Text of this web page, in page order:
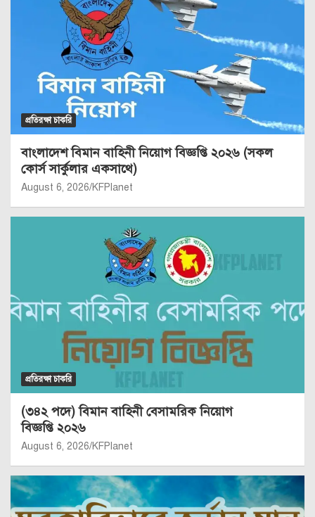
প্রতিরক্ষা চাকরি
বাংলাদেশ বিমান বাহিনী নিয়োগ বিজ্ঞপ্তি ২০২৬ (সকল
কোর্স সার্কুলার একসাথে)
August 6, 2026 KFPlanet
প্রতিরক্ষা চাকরি
(৩৪২ পদে) বিমান বাহিনী বেসামরিক নিয়োগ
বিজ্ঞপ্তি ২০২৬
August 6, 2026 KFPlanet